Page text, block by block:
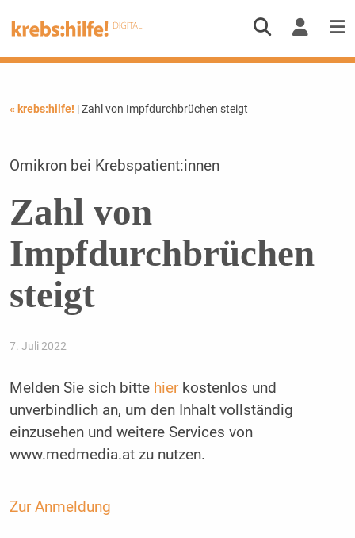
« krebs:hilfe! | Zahl von Impfdurchbrüchen steigt
Omikron bei Krebspatient:innen
Zahl von
Impfdurchbrüchen
steigt
7. Juli 2022
Melden Sie sich bitte hierkostenlos und
unverbindlich an, um den Inhalt vollständig
einzusehen und weitere Services von
www.medmedia.at zu nutzen.
Zur Anmeldung